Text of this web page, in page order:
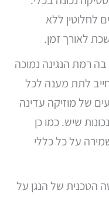
לחלוטין ללא
לאורך זמן.
רמת הנגינה נמוכה
לתת מענה לכל
של מוזיקה עדינה
שיש. כמו כן
על כל כללי
הטכנית של הנגן על